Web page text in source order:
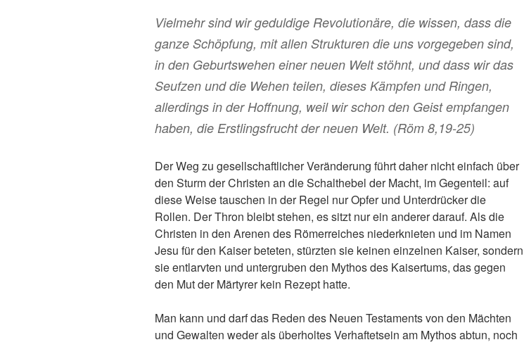
Vielmehr sind wir geduldige Revolutionäre, die wissen, dass die
ganze Schöpfung, mit allen Strukturen die uns vorgegeben sind,
in den Geburtswehen einer neuen Welt stöhnt, und dass wir das
Seufzen und die Wehen teilen, dieses Kämpfen und Ringen,
allerdings in der Hoffnung, weil wir schon den Geist empfangen
haben, die Erstlingsfrucht der neuen Welt. (Röm 8,19-25)
Der Weg zu gesellschaftlicher Veränderung führt daher nicht einfach über
den Sturm der Christen an die Schalthebel der Macht, im Gegenteil: auf
diese Weise tauschen in der Regel nur Opfer und Unterdrücker die
Rollen. Der Thron bleibt stehen, es sitzt nur ein anderer darauf. Als die
Christen in den Arenen des Römerreiches niederknieten und im Namen
Jesu für den Kaiser beteten, stürzten sie keinen einzelnen Kaiser, sondern
sie entlarvten und untergruben den Mythos des Kaisertums, das gegen
den Mut der Märtyrer kein Rezept hatte.
Man kann und darf das Reden des Neuen Testaments von den Mächten
und Gewalten weder als überholtes Verhaftetsein am Mythos abtun, noch